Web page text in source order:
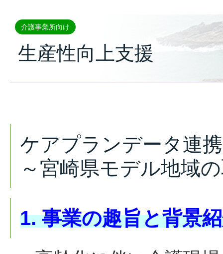
介護事業所向け
生産性向上支援
ケアプランデータ連
～宮崎県モデル地域
1. 事業の趣旨と背景